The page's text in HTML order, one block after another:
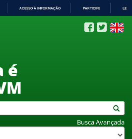
ACESSO À INFORMAÇÃO PARTICIPE
é
Busca Avançada